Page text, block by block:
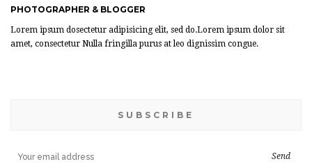
PHOTOGRAPHER & BLOGGER
Lorem ipsum dosectetur adipisicing elit, sed do.Lorem ipsum dolor sit
amet, consectetur Nulla fringilla purus at leo dignissim congue.
SUBSCRIBE